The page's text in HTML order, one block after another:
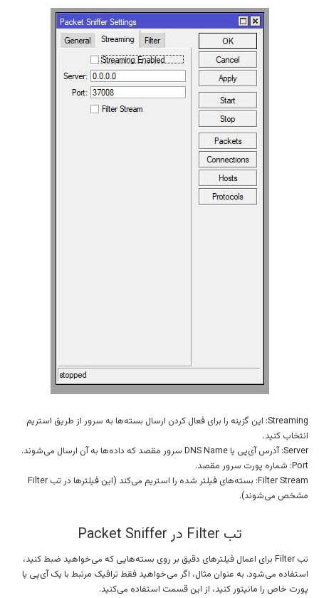
Streaming: این گزینه را برای فعال کردن ارسال بسته‌ها به سرور از طریق استریم
انتخاب کنید.
Server: آدرس آی‌پی یا DNS Name سرور مقصد که داده‌ها به آن ارسال می‌شوند.
Port: شماره پورت سرور مقصد.
Filter Stream: بسته‌های فیلتر شده را استریم می‌کند (این فیلترها در تب Filter
مشخص می‌شوند).
تب Filter در Packet Sniffer
تب Filter برای اعمال فیلترهای دقیق بر روی بسته‌هایی که می‌خواهید ضبط کنید،
استفاده می‌شود. به عنوان مثال، اگر می‌خواهید فقط ترافیک مرتبط با یک آی‌پی یا
پورت خاص را مانیتور کنید، از این قسمت استفاده می‌کنید.